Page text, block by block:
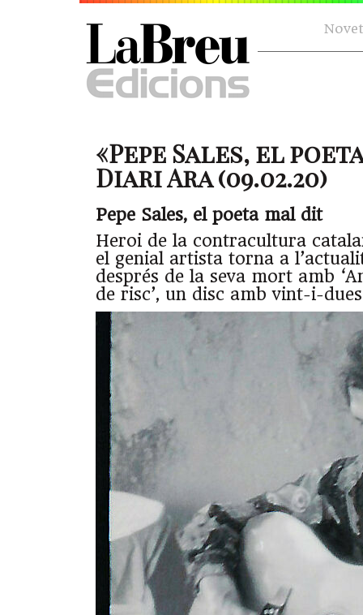
«Pepe Sales, el
Diari Ara (09.02.20)
Pepe Sales, el poeta mal dit
Heroi de la contracultura
el genial artista torna a
després de la seva mort amb
de risc’, un disc amb vint-i-